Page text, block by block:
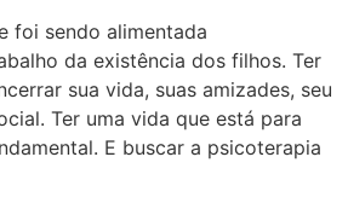
foi sendo alimentada
da existência dos filhos. Ter
sua vida, suas amizades, seu
Ter uma vida que está para
E buscar a psicoterapia